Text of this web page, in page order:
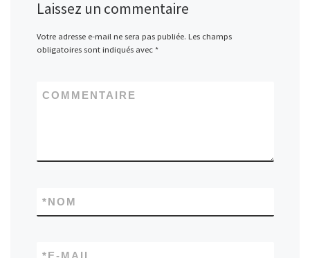
Laissez un commentaire
Votre adresse e-mail ne sera pas publiée. Les champs
obligatoires sont indiqués avec *
COMMENTAIRE
NOM
*